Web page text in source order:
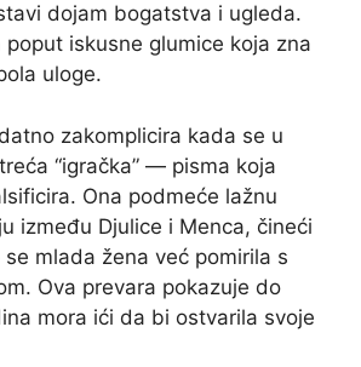
dojam bogatstva i ugleda.
poput iskusne glumice koja zna
uloge.
zakomplicira kada se u
“igračka” — pisma koja
Ona podmeće lažnu
između Djulice i Menca, čineći
mlada žena već pomirila s
Ova prevara pokazuje do
mora ići da bi ostvarila svoje